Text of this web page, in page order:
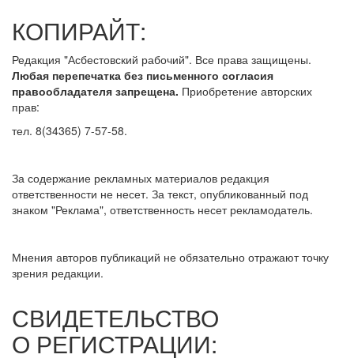
КОПИРАЙТ:
Редакция "Асбестовский рабочий". Все права защищены.
Любая перепечатка без письменного согласия
правообладателя запрещена. Приобретение авторских
прав:
тел. 8(34365) 7-57-58.
За содержание рекламных материалов редакция
ответственности не несет. За текст, опубликованный под
знаком "Реклама", ответственность несет рекламодатель.
Мнения авторов публикаций не обязательно отражают точку
зрения редакции.
СВИДЕТЕЛЬСТВО
О РЕГИСТРАЦИИ: